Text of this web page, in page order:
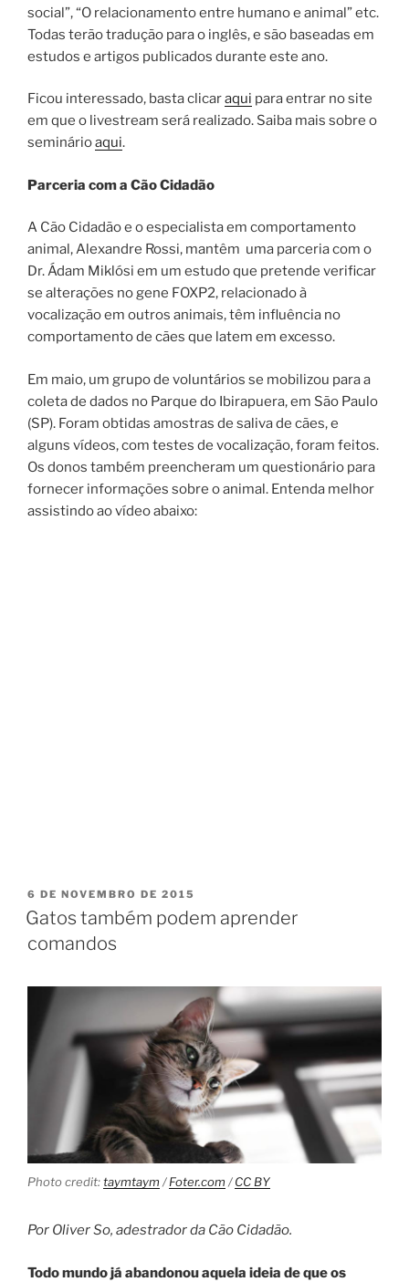
social”, “O relacionamento entre humano e animal” etc.
Todas terão tradução para o inglês, e são baseadas em
estudos e artigos publicados durante este ano.
Ficou interessado, basta clicaraqui para entrar no site
em que o livestream será realizado. Saiba mais sobre o
seminárioaqui.
Parceria com a Cão Cidadão
A Cão Cidadão e o especialista em comportamento
animal, Alexandre Rossi, mantêm uma parceria com o
Dr. Ádam Miklósi em um estudo que pretende verificar
se alterações no gene FOXP2, relacionado à
vocalização em outros animais, têm influência no
comportamento de cães que latem em excesso.
Em maio, um grupo de voluntários se mobilizou para a
coleta de dados no Parque do Ibirapuera, em São Paulo
(SP). Foram obtidas amostras de saliva de cães, e
alguns vídeos, com testes de vocalização, foram feitos.
Os donos também preencheram um questionário para
fornecer informações sobre o animal. Entenda melhor
assistindo ao vídeo abaixo:
6 DE NOVEMBRO DE 2015
Gatos também podem aprender
comandos
Photo credit:taymtaym /Foter.com /CC BY
Por Oliver So, adestrador da Cão Cidadão.
Todo mundo já abandonou aquela ideia de que os